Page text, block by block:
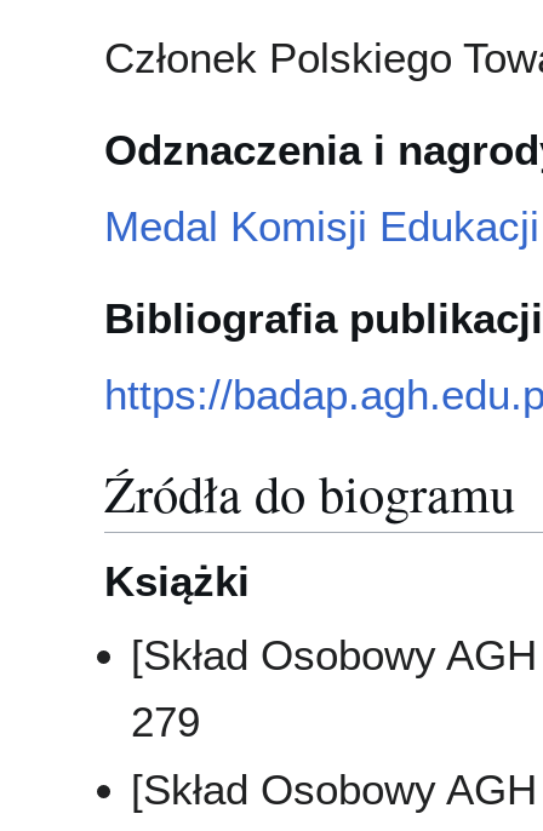
Członek Polskiego
Odznaczenia i
Medal Komisji
Bibliografia publikacji
https://
Źródła do biogramu
Książki
[Skład Osobowy
279
[Skład Osobowy